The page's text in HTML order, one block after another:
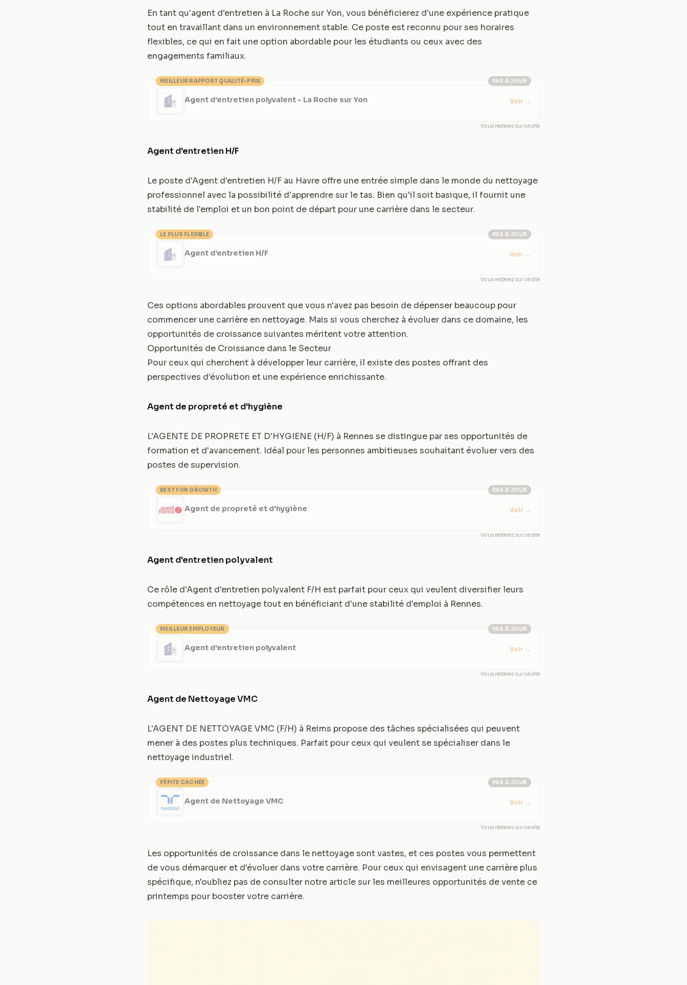
En tant qu'agent d'entretien à La Roche sur Yon, vous bénéficierez d'une expérience pratique
tout en travaillant dans un environnement stable. Ce poste est reconnu pour ses horaires
flexibles, ce qui en fait une option abordable pour les étudiants ou ceux avec des
engagements familiaux.
PAS À JOUR
MEILLEUR RAPPORT QUALITÉ-PRIX
Agent d'entretien polyvalent - La Roche sur Yon Voir →
Vous resterez sur ce site
Agent d'entretien H/F
Le poste d'Agent d'entretien H/F au Havre offre une entrée simple dans le monde du nettoyage
professionnel avec la possibilité d'apprendre sur le tas. Bien qu'il soit basique, il fournit une
stabilité de l'emploi et un bon point de départ pour une carrière dans le secteur.
PAS À JOUR
LE PLUS FLEXIBLE
Agent d'entretien H/F Voir →
Vous resterez sur ce site
Ces options abordables prouvent que vous n'avez pas besoin de dépenser beaucoup pour
commencer une carrière en nettoyage. Mais si vous cherchez à évoluer dans ce domaine, les
opportunités de croissance suivantes méritent votre attention.
Opportunités de Croissance dans le Secteur
Pour ceux qui cherchent à développer leur carrière, il existe des postes offrant des
perspectives d'évolution et une expérience enrichissante.
Agent de propreté et d'hygiène
L'AGENTE DE PROPRETE ET D'HYGIENE (H/F) à Rennes se distingue par ses opportunités de
formation et d'avancement. Idéal pour les personnes ambitieuses souhaitant évoluer vers des
postes de supervision.
PAS À JOUR
BEST FOR GROWTH
Agent de propreté et d'hygiène Voir →
Vous resterez sur ce site
Agent d'entretien polyvalent
Ce rôle d'Agent d'entretien polyvalent F/H est parfait pour ceux qui veulent diversifier leurs
compétences en nettoyage tout en bénéficiant d'une stabilité d'emploi à Rennes.
PAS À JOUR
MEILLEUR EMPLOYEUR
Agent d'entretien polyvalent Voir →
Vous resterez sur ce site
Agent de Nettoyage VMC
L'AGENT DE NETTOYAGE VMC (F/H) à Reims propose des tâches spécialisées qui peuvent
mener à des postes plus techniques. Parfait pour ceux qui veulent se spécialiser dans le
nettoyage industriel.
PAS À JOUR
PÉPITE CACHÉE
Agent de Nettoyage VMC Voir →
Vous resterez sur ce site
Les opportunités de croissance dans le nettoyage sont vastes, et ces postes vous permettent
de vous démarquer et d'évoluer dans votre carrière. Pour ceux qui envisagent une carrière plus
spécifique, n'oubliez pas de consulter notre article sur les meilleures opportunités de vente ce
printemps pour booster votre carrière.